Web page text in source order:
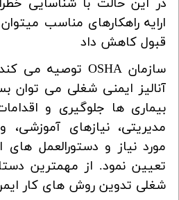
در این حالت با شناسایی
ارایه راهکارهای مناسب میتوان
قبول کاهش داد
سازمان OSHAتوصیه می
آنالیز ایمنی شغلی می توان
بیماری ها جلوگیری و
مدیریتی، نیازهای
مورد نیاز و دستورالعمل های
تعیین نمود. از مهمترین
شغلی تدوین روش های کار